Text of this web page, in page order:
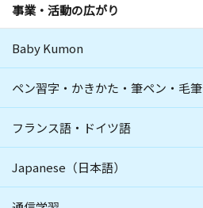
事業・活動の広がり
Baby Kumon
ペン習字・かきかた・筆ペン・毛筆
フランス語・ドイツ語
Japanese（日本語）